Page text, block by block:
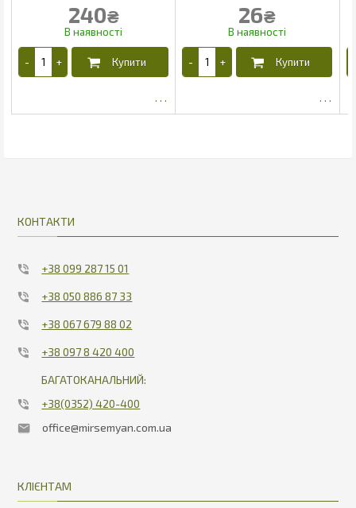
240₴ 26₴
КОНТАКТИ
+38 099 287 15 01
+38 050 886 87 33
+38 067 679 88 02
+38 097 8 420 400
БАГАТОКАНАЛЬНИЙ:
+38(0352) 420-400
office@mirsemyan.com.ua
КЛІЄНТАМ